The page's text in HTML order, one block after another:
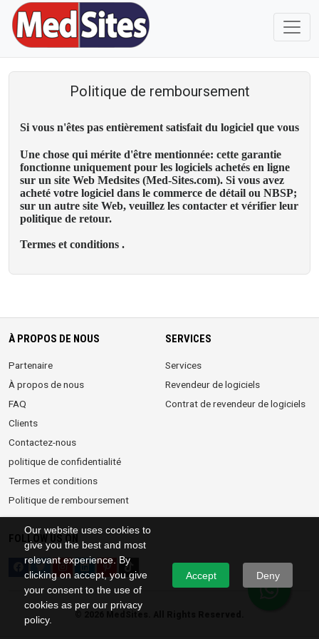
Our website uses cookies to
give you the best and most
relevant experience. By
clicking on accept, you give
your consent to the use of
cookies as per our privacy
policy.
Accept Deny
Politique de remboursement
Si vous n'êtes pas entièrement satisfait du logiciel que vous
Une chose qui mérite d'être mentionnée: cette garantie
fonctionne uniquement pour les logiciels achetés en ligne
sur un site Web Medsites (Med-Sites.com). Si vous avez
acheté votre logiciel dans le commerce de détail ou NBSP;
sur un autre site Web, veuillez les contacter et vérifier leur
politique de retour.
Termes et conditions .
À PROPOS DE NOUS
Partenaire
À propos de nous
FAQ
Clients
Contactez-nous
politique de confidentialité
Termes et conditions
Politique de remboursement
SERVICES
Services
Revendeur de logiciels
Contrat de revendeur de logiciels
FOLLOW US ON